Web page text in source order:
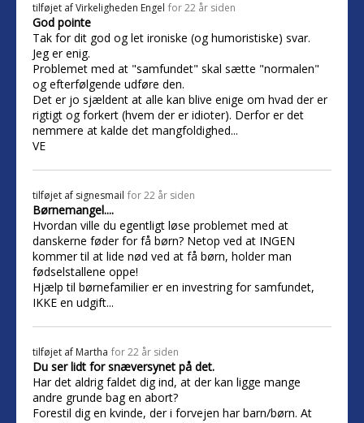
tilføjet afVirkeligheden Engel for 22 år siden
God pointe
Tak for dit god og let ironiske (og humoristiske) svar.
Jeg er enig.
Problemet med at "samfundet" skal sætte "normalen"
og efterfølgende udføre den.
Det er jo sjældent at alle kan blive enige om hvad der er
rigtigt og forkert (hvem der er idioter). Derfor er det
nemmere at kalde det mangfoldighed...
VE
tilføjet af signesmail for 22 år siden
Børnemangel....
Hvordan ville du egentligt løse problemet med at
danskerne føder for få børn? Netop ved at INGEN
kommer til at lide nød ved at få børn, holder man
fødselstallene oppe!
Hjælp til børnefamilier er en investring for samfundet,
IKKE en udgift...
tilføjet af Martha for 22 år siden
Du ser lidt for snæversynet på det.
Har det aldrig faldet dig ind, at der kan ligge mange
andre grunde bag en abort?
Forestil dig en kvinde, der i forvejen har barn/børn. At